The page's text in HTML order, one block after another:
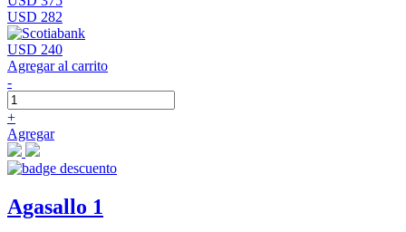
USD 282
USD 240
Agregar al carrito
-
+
Agregar
Agasallo 1